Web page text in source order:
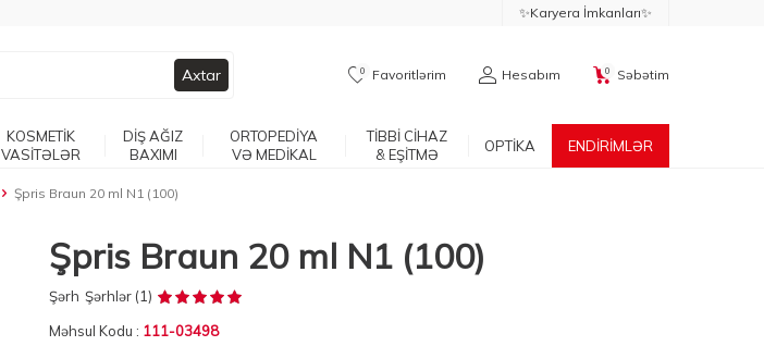
✨Karyera İmkanları✨
Axtar 0 Favoritlərim Hesabım 0 Səbətim
KOSMETİK
VASİTƏLƏR
DİŞ AĞIZ
BAXIMI
ORTOPEDİYA
VƏ MEDİKAL
TİBBİ CİHAZ
& EŞİTMƏ
OPTİKA ENDİRİMLƏR
Şpris Braun 20 ml N1 (100)
Şpris Braun 20 ml N1 (100)
Şərh Şərhlər (1)
Məhsul Kodu : 111-03498